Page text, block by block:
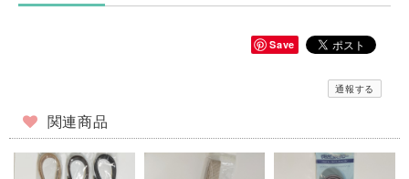
Save
通報する
関連商品